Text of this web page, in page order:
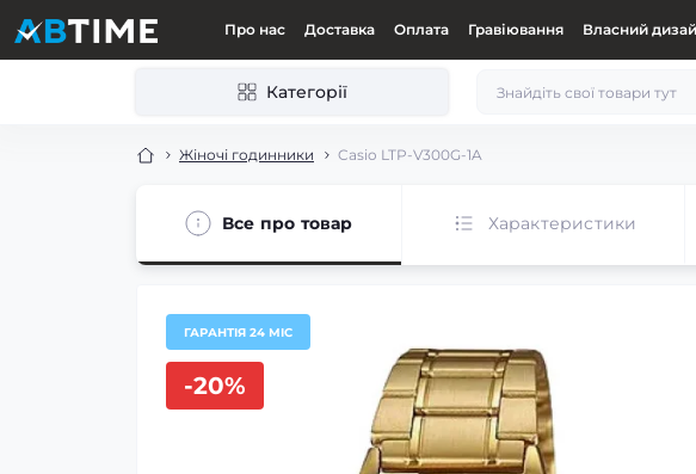
Про нас Доставка Оплата Гравіювання Власний
Категорії
Жіночі годинники Casio LTP-V300G-1A
Все про товар Характеристики
ГАРАНТІЯ 24 МІС
-20%